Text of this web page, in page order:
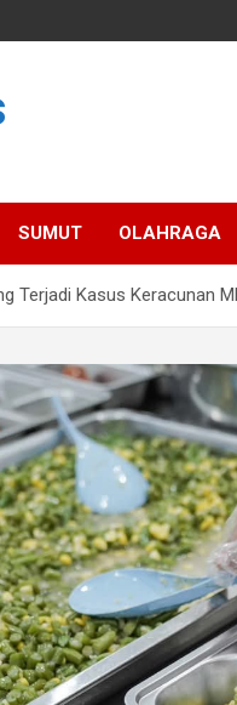
SUMUT OLAHRAGA
Terjadi Kasus Keracunan